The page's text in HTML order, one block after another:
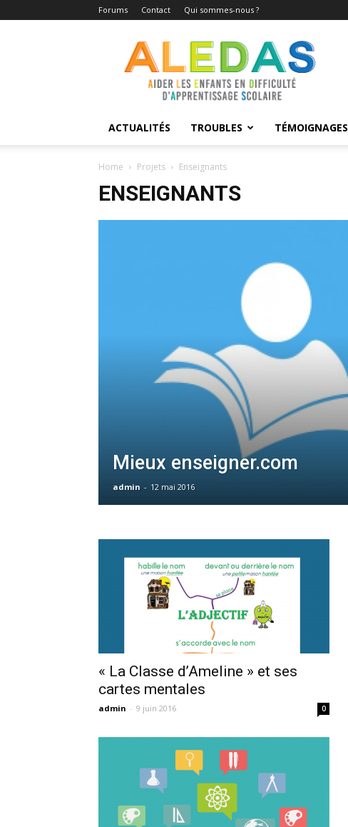
Forums Contact Qui sommes-nous ?
Aledas
ACTUALITÉS TROUBLES TÉMOIGNAGES
Home Projets Enseignants
ENSEIGNANTS
Mieux enseigner.com
admin - 12 mai 2016
« La Classe d’Ameline » et ses
cartes mentales
admin - 9 juin 2016 0